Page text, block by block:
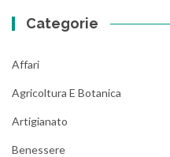
Categorie
Affari
Agricoltura E Botanica
Artigianato
Benessere